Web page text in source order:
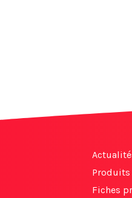
Produits
Fiches